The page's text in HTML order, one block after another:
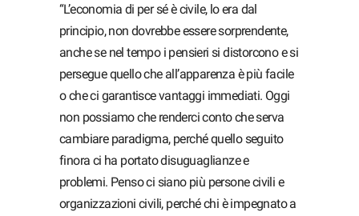
“L’economia di per sé è civile, lo era dal
principio, non dovrebbe essere sorprendente,
anche se nel tempo i pensieri si distorcono e si
persegue quello che all’apparenza è più facile
o che ci garantisce vantaggi immediati. Oggi
non possiamo che renderci conto che serva
cambiare paradigma, perché quello seguito
finora ci ha portato disuguaglianze e
problemi. Penso ci siano più persone civili e
organizzazioni civili, perché chi è impegnato a